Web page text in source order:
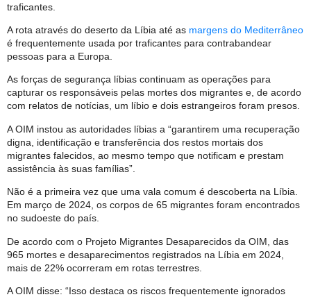
traficantes.
A rota através do deserto da Líbia até as margens do Mediterrâneo
é frequentemente usada por traficantes para contrabandear
pessoas para a Europa.
As forças de segurança líbias continuam as operações para
capturar os responsáveis ​​pelas mortes dos migrantes e, de acordo
com relatos de notícias, um líbio e dois estrangeiros foram presos.
A OIM instou as autoridades líbias a “garantirem uma recuperação
digna, identificação e transferência dos restos mortais dos
migrantes falecidos, ao mesmo tempo que notificam e prestam
assistência às suas famílias”.
Não é a primeira vez que uma vala comum é descoberta na Líbia.
Em março de 2024, os corpos de 65 migrantes foram encontrados
no sudoeste do país.
De acordo com o Projeto Migrantes Desaparecidos da OIM, das
965 mortes e desaparecimentos registrados na Líbia em 2024,
mais de 22% ocorreram em rotas terrestres.
A OIM disse: “Isso destaca os riscos frequentemente ignorados